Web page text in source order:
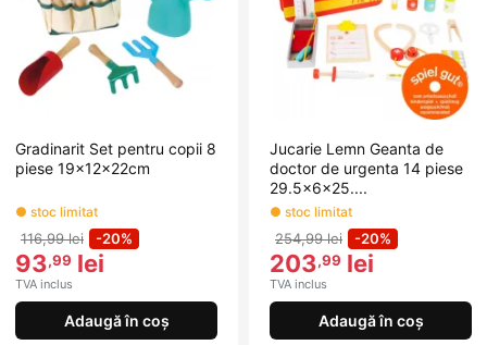
Gradinarit Set pentru copii 8
piese 19x12x22cm
● stoc limitat
116,99 lei -20%
93,99 lei
TVA inclus
Adaugă în coș
Jucarie Lemn Geanta de
doctor de urgenta 14 piese
29.5x6x25....
● stoc limitat
254,99 lei -20%
203,99 lei
TVA inclus
Adaugă în coș